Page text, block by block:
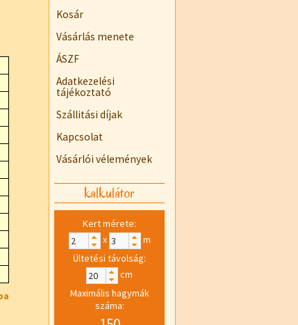
Kosár
Vásárlás menete
ÁSZF
Adatkezelési
tájékoztató
Szállitási díjak
Kapcsolat
Vásárlói vélemények
kalkulátor
Kert mérete:
x
m
Ültetési távolság:
cm
Maximális hagymák
száma: